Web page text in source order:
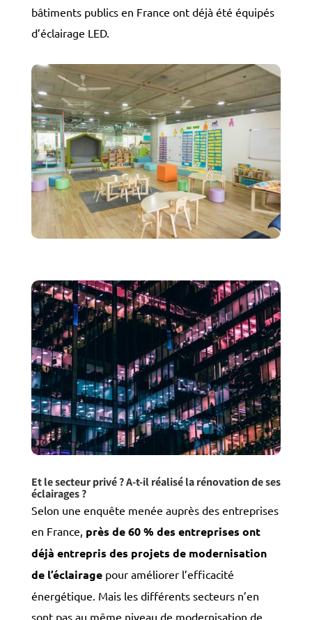
bâtiments publics en France ont déjà été équipés
d’éclairage LED.
Et le secteur privé ? A-t-il réalisé la rénovation de ses
éclairages ?
Selon une enquête menée auprès des entreprises
en France, près de 60 % des entreprises ont
déjà entrepris des projets de modernisation
de l’éclairagepour améliorer l’efficacité
énergétique. Mais les différents secteurs n’en
sont pas au même niveau de modernisation de